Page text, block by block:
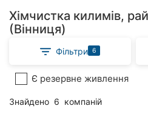
Популярні
рубрики:
Стоматології
Ветеринарні
Хімчистка килимів,
(Вінниця)
Фільтри 6
Є резервне живлення
Знайдено 6 компаній